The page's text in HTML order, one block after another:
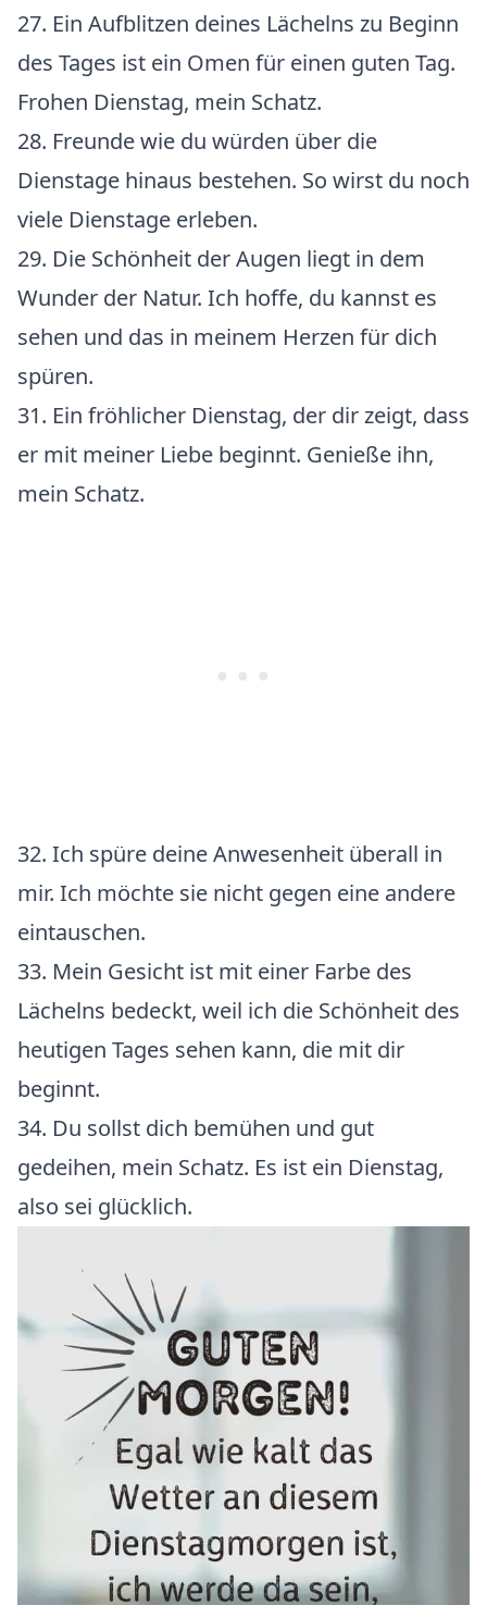
27. Ein Aufblitzen deines Lächelns zu Beginn
des Tages ist ein Omen für einen guten Tag.
Frohen Dienstag, mein Schatz.
28. Freunde wie du würden über die
Dienstage hinaus bestehen. So wirst du noch
viele Dienstage erleben.
29. Die Schönheit der Augen liegt in dem
Wunder der Natur. Ich hoffe, du kannst es
sehen und das in meinem Herzen für dich
spüren.
31. Ein fröhlicher Dienstag, der dir zeigt, dass
er mit meiner Liebe beginnt. Genieße ihn,
mein Schatz.
32. Ich spüre deine Anwesenheit überall in
mir. Ich möchte sie nicht gegen eine andere
eintauschen.
33. Mein Gesicht ist mit einer Farbe des
Lächelns bedeckt, weil ich die Schönheit des
heutigen Tages sehen kann, die mit dir
beginnt.
34. Du sollst dich bemühen und gut
gedeihen, mein Schatz. Es ist ein Dienstag,
also sei glücklich.